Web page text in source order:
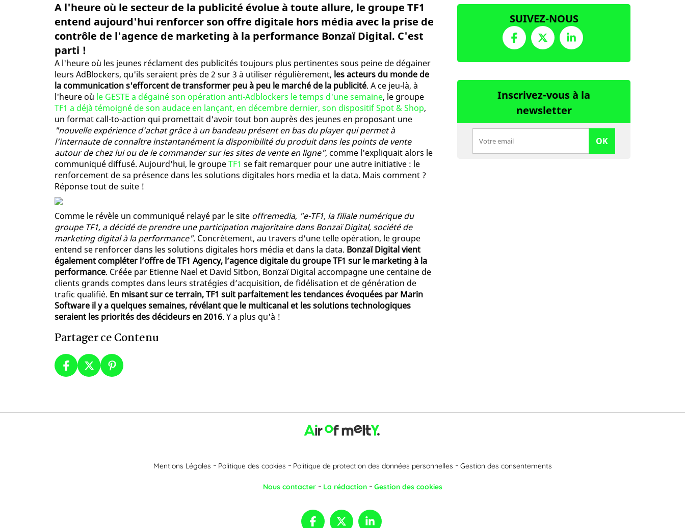
A l'heure où le secteur de la publicité évolue à toute allure, le groupe TF1
entend aujourd'hui renforcer son offre digitale hors média avec la prise de
contrôle de l'agence de marketing à la performance Bonzaï Digital. C'est
parti !
A l'heure où les jeunes réclament des publicités toujours plus pertinentes sous peine de dégainer
leurs AdBlockers, qu'ils seraient près de 2 sur 3 à utiliser régulièrement, les acteurs du monde de
la communication s'efforcent de transformer peu à peu le marché de la publicité. A ce jeu-là, à
l'heure où le GESTE a dégainé son opération anti-Adblockers le temps d'une semaine, le groupe
TF1 a déjà témoigné de son audace en lançant, en décembre dernier, son dispositif Spot & Shop,
un format call-to-action qui promettait d'avoir tout bon auprès des jeunes en proposant une
"nouvelle expérience d’achat grâce à un bandeau présent en bas du player qui permet à
l’internaute de connaître instantanément la disponibilité du produit dans les points de vente
autour de chez lui ou de le commander sur les sites de vente en ligne", comme l'expliquait alors le
communiqué diffusé. Aujourd'hui, le groupeTF1 se fait remarquer pour une autre initiative : le
renforcement de sa présence dans les solutions digitales hors media et la data. Mais comment ?
Réponse tout de suite !
Comme le révèle un communiqué relayé par le site offremedia, "e-TF1, la filiale numérique du
groupe TF1, a décidé de prendre une participation majoritaire dans Bonzaï Digital, société de
marketing digital à la performance". Concrètement, au travers d'une telle opération, le groupe
entend se renforcer dans les solutions digitales hors média et dans la data. Bonzaï Digital vient
également compléter l’offre de TF1 Agency, l’agence digitale du groupe TF1 sur le marketing à la
performance. Créée par Etienne Nael et David Sitbon, Bonzaï Digital accompagne une centaine de
clients grands comptes dans leurs stratégies d’acquisition, de fidélisation et de génération de
trafic qualifié. En misant sur ce terrain, TF1 suit parfaitement les tendances évoquées par Marin
Software il y a quelques semaines, révélant que le multicanal et les solutions technologiques
seraient les priorités des décideurs en 2016. Y a plus qu'à !
Partager ce Contenu
SUIVEZ-NOUS
Inscrivez-vous à la
newsletter
OK
Mentions Légales Politique des cookies Politique de protection des données personnelles Gestion des consentements
Nous contacter La rédaction Gestion des cookies